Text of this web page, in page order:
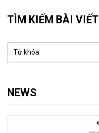
TÌM KIẾM BÀI VIẾT
NEWS